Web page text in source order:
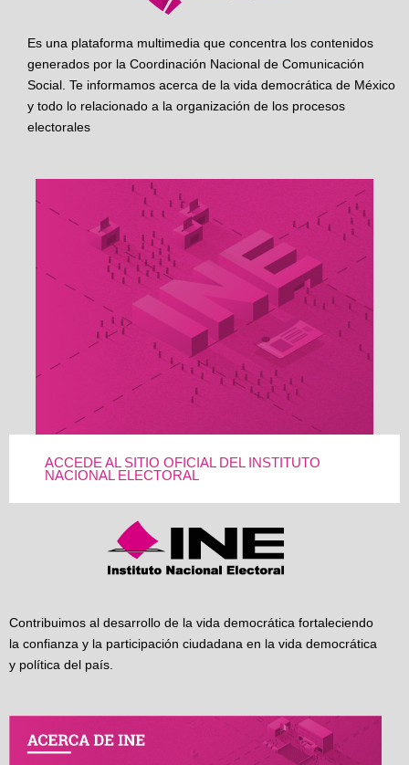
Es una plataforma multimedia que concentra los contenidos
generados por la Coordinación Nacional de Comunicación
Social. Te informamos acerca de la vida democrática de México
y todo lo relacionado a la organización de los procesos
electorales
ACCEDE AL SITIO OFICIAL DEL INSTITUTO
NACIONAL ELECTORAL
Contribuimos al desarrollo de la vida democrática fortaleciendo
la confianza y la participación ciudadana en la vida democrática
y política del país.